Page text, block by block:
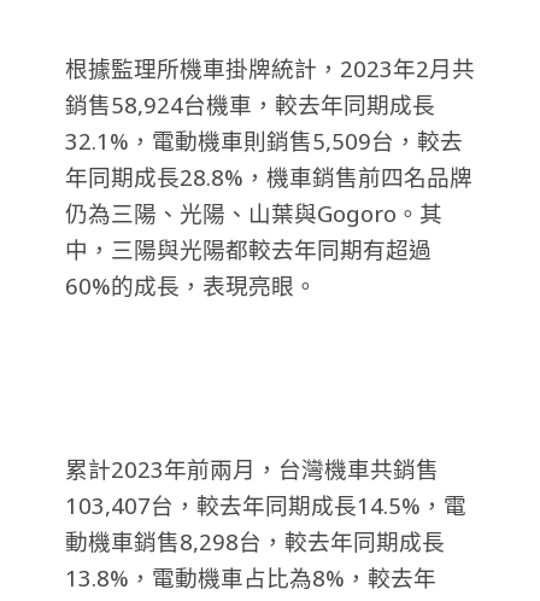
根據監理所機車掛牌統計，2023年2月共
銷售58,924台機車，較去年同期成長
32.1%，電動機車則銷售5,509台，較去
年同期成長28.8%，機車銷售前四名品牌
仍為三陽、光陽、山葉與Gogoro。其
中，三陽與光陽都較去年同期有超過
60%的成長，表現亮眼。
累計2023年前兩月，台灣機車共銷售
103,407台，較去年同期成長14.5%，電
動機車銷售8,298台，較去年同期成長
13.8%，電動機車占比為8%，較去年